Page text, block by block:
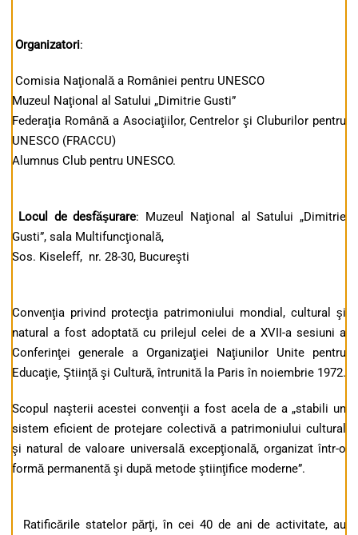
Organizatori:
Comisia Naţională a României pentru UNESCO
Muzeul Naţional al Satului „Dimitrie Gusti”
Federaţia Română a Asociaţiilor, Centrelor şi Cluburilor pentru
UNESCO (FRACCU)
Alumnus Club pentru UNESCO.
Locul de desfăşurare: Muzeul Naţional al Satului „Dimitrie
Gusti”, sala Multifuncţională,
Sos. Kiseleff, nr. 28-30, Bucureşti
Convenţia privind protecţia patrimoniului mondial, cultural şi
natural a fost adoptată cu prilejul celei de a XVII-a sesiuni a
Conferinţei generale a Organizaţiei Naţiunilor Unite pentru
Educaţie, Ştiinţă şi Cultură, întrunită la Paris în noiembrie 1972.
Scopul naşterii acestei convenţii a fost acela de a „stabili un
sistem eficient de protejare colectivă a patrimoniului cultural
şi natural de valoare universală excepţională, organizat într-o
formă permanentă şi după metode ştiinţifice moderne”.
Ratificările statelor părţi, în cei 40 de ani de activitate, au